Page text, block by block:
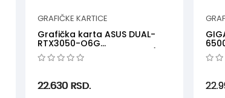
GRAFIČKE KARTICE
Grafička karta ASUS DUAL-
RTX3050-O6G
NVD6GBGDDR696bitcrna' (
'DUAL...
22.630RSD.